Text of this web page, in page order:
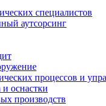
специалистов
аутсорсинг
процессов и
оснастки
производств